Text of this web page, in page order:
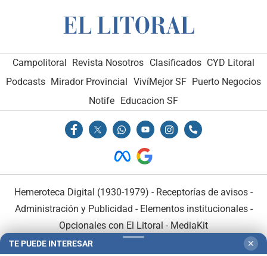
Campolitoral Revista Nosotros Clasificados CYD Litoral
Podcasts Mirador Provincial VivíMejor SF Puerto Negocios
Notife Educacion SF
Hemeroteca Digital (1930-1979) - Receptorías de avisos -
Administración y Publicidad - Elementos institucionales-
Opcionales con El Litoral - MediaKit
TE PUEDE INTERESAR ✕